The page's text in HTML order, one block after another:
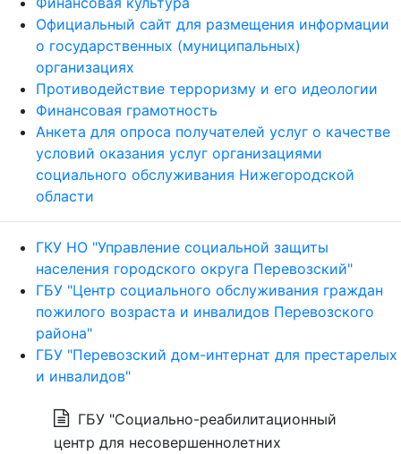
Официальный сайт для размещения информации
о государственных (муниципальных)
организациях
Противодействие терроризму и его идеологии
Финансовая грамотность
Анкета для опроса получателей услуг о качестве
условий оказания услуг организациями
социального обслуживания Нижегородской
области
ГКУ НО "Управление социальной защиты
населения городского округа Перевозский"
ГБУ "Центр социального обслуживания граждан
пожилого возраста и инвалидов Перевозского
района"
ГБУ "Перевозский дом-интернат для престарелых
и инвалидов"
ГБУ "Социально-реабилитационный
центр для несовершеннолетних